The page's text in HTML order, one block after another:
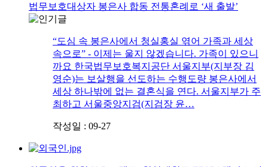
법무보호대상자 봉은사 합동 전통혼례로 ‘새 출발’
“도심 속 봉은사에서 청실홍실 엮어 가족과 세상
속으로” - 이제는 울지 않겠습니다. 가족이 있으니
까요 한국법무보호복지공단 서울지부(지부장 김
영순)는 보살행을 선도하는 수행도량 봉은사에서
세상 하나밖에 없는 결혼식을 연다. 서울지부가 주
최하고 서울중앙지검(지검장 윤…
작성일 : 09-27